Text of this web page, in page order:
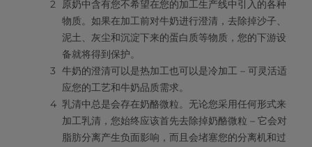
原奶中含有您不希望在您的加工生产线中引入的各种
物质。如果在加工前对牛奶进行澄清，去除掉沙子、
泥土、灰尘和沉淀下来的蛋白质等物质，您的下游设
备就将得到保护。
牛奶的澄清可以是热加工也可以是冷加工 – 可灵活适
应您的工艺和牛奶品质需求。
乳清中总是会存在奶酪微粒。无论您采用任何形式来
加工乳清，您始终应该首先去除掉奶酪微粒 – 它会对
脂肪分离产生负面影响，而且会堵塞您的分离机和过